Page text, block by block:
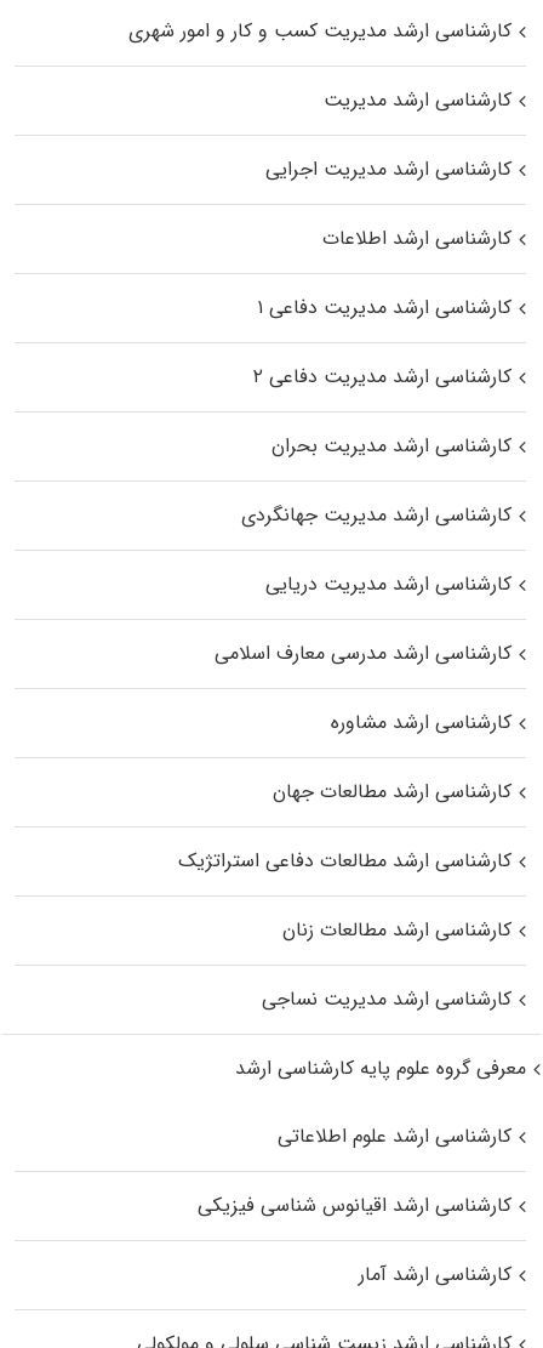
کارشناسی ارشد مدیریت کسب و کار و امور شهری
کارشناسی ارشد مدیریت
کارشناسی ارشد مدیریت اجرایی
کارشناسی ارشد اطلاعات
کارشناسی ارشد مدیریت دفاعی ۱
کارشناسی ارشد مدیریت دفاعی ۲
کارشناسی ارشد مدیریت بحران
کارشناسی ارشد مدیریت جهانگردی
کارشناسی ارشد مدیریت دریایی
کارشناسی ارشد مدرسی معارف اسلامی
کارشناسی ارشد مشاوره
کارشناسی ارشد مطالعات جهان
کارشناسی ارشد مطالعات دفاعی استراتژیک
کارشناسی ارشد مطالعات زنان
کارشناسی ارشد مدیریت نساجی
معرفی گروه علوم پایه کارشناسی ارشد
کارشناسی ارشد علوم اطلاعاتی
کارشناسی ارشد اقیانوس‌ شناسی فیزیکی
کارشناسی ارشد آمار